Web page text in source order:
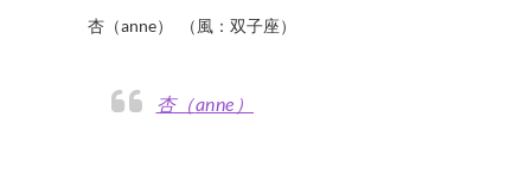
杏（anne） （風：双子座）
杏（anne）